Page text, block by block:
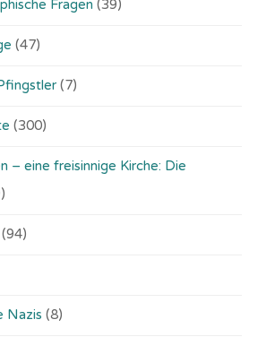
Fragen (39)
(47)
(7)
(300)
– eine freisinnige Kirche: Die
(94)
Nazis (8)